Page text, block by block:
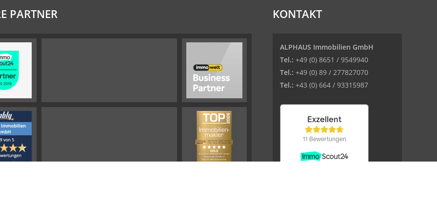
PARTNER KONTAKT
ALPHAUS Immobilien GmbH
Tel.: +49 (0) 8651 / 9549940
Tel.: +49 (0) 89 / 277827070
Tel.: +43 (0) 664 / 93315987